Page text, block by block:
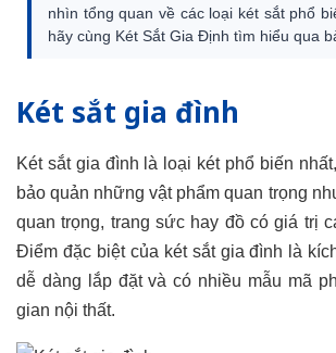
nhìn tổng quan về các loại két sắt phổ
hãy cùng Két Sắt Gia Định tìm hiểu qua
Két sắt gia đình
Két sắt gia đình là loại két phổ biến
bảo quản những vật phẩm quan trọng
quan trọng, trang sức hay đồ có giá trị
Điểm đặc biệt của két sắt gia đình là
dễ dàng lắp đặt và có nhiều mẫu mã
gian nội thất.